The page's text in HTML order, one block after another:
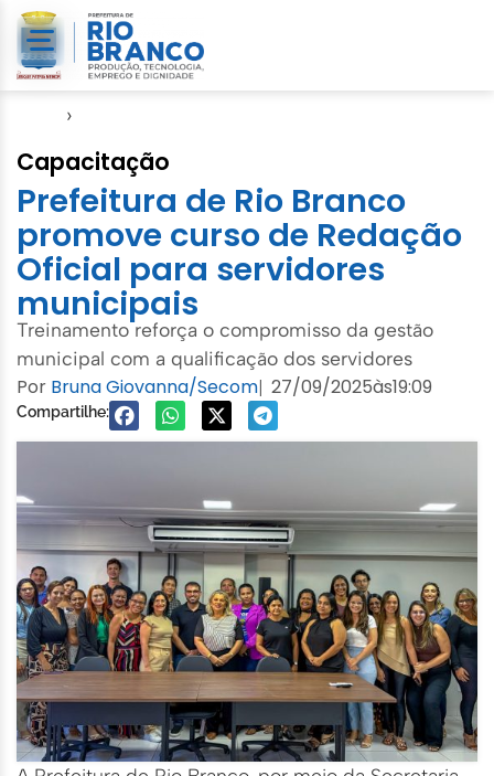
›
Capacitação
Prefeitura de Rio Branco
promove curso de Redação
Oficial para servidores
municipais
Treinamento reforça o compromisso da gestão
municipal com a qualificação dos servidores
Por Bruna Giovanna/Secom| 27/09/2025às19:09
Compartilhe: